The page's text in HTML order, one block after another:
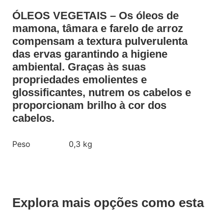
ÓLEOS VEGETAIS – Os óleos de
mamona, tâmara e farelo de arroz
compensam a textura pulverulenta
das ervas garantindo a higiene
ambiental. Graças às suas
propriedades emolientes e
glossificantes, nutrem os cabelos e
proporcionam brilho à cor dos
cabelos.
Peso 0,3 kg
Explora mais opções como esta